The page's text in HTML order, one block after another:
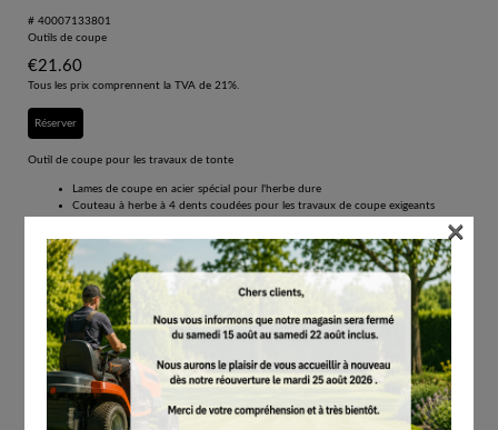
# 40007133801
Outils de coupe
€21.60
Tous les prix comprennent la TVA de 21%.
Réserver
Outil de coupe pour les travaux de tonte
Lames de coupe en acier spécial pour l'herbe dure
Couteau à herbe à 4 dents coudées pour les travaux de coupe exigeants
Robuste et durable
Possibilité de travailler longtemps sans interruption grâce au couteau réversible
Couteau à herbe à quatre ailettes en acier. Pour fauchage de grandes surfaces d’herbe
ligneuse. Et pour les roseaux et buissons.
×